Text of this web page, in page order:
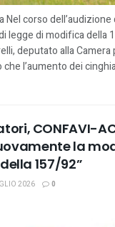
Nel corso dell’audizione
legge di modifica della
deputato alla
l’aumento dei
CONFAVI-
la
157/92”
2026 0